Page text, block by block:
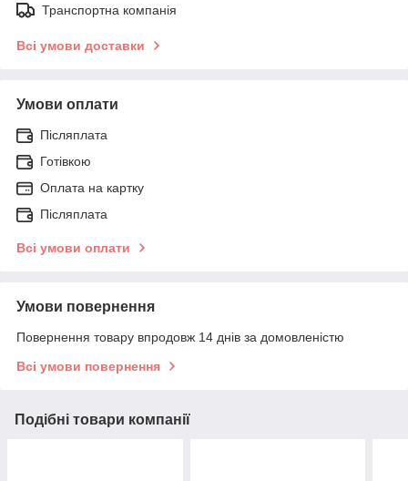
Транспортна компанія
Всі умови доставки
Умови оплати
Післяплата
Готівкою
Оплата на картку
Післяплата
Всі умови оплати
Умови повернення
Повернення товару впродовж 14 днів за домовленістю
Всі умови повернення
Подібні товари компанії